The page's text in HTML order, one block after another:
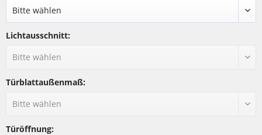
Lichtausschnitt:
Türblattaußenmaß:
Türöffnung: